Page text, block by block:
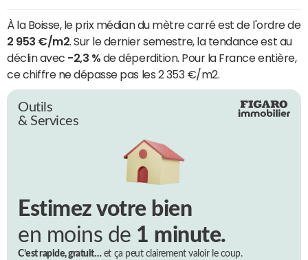
À la Boisse, le prix médian du mètre carré est de l'ordre de
2 953 €/m2 . Sur le dernier semestre, la tendance est au
déclin avec -2,3 % de déperdition. Pour la France entière,
ce chiffre ne dépasse pas les 2 353 €/m2.
Outils
& Services
Estimez votre bien
en moins de 1 minute.
C’est rapide, gratuit…et ça peut clairement valoir le coup.